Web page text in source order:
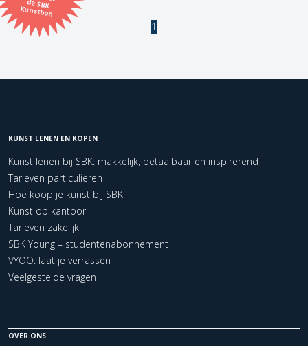
Kunstbon
Kunstenaar
Kerncollectie
1 items. Pagina: 1
1
KUNST LENEN EN KOPEN
Kunst lenen bij SBK: makkelijk, betaalbaar en inspirerend
Tarieven particulieren
Hoe koop je kunst bij SBK
Kunst op kantoor
Tarieven zakelijk
SBK Young – studentenabonnement
VYOO: laat je verrassen
Veelgestelde vragen
OVER ONS